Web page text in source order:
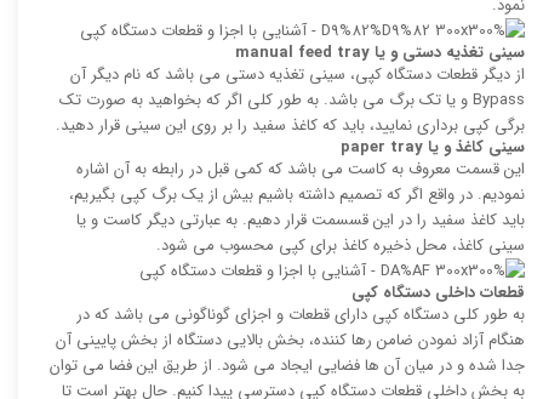
نمود.
سینی تغذیه دستی و یا manual feed tray
از دیگر قطعات دستگاه کپی، سینی تغذیه دستی می باشد که نام دیگر آن
Bypass و یا تک برگ می باشد. به طور کلی اگر که بخواهید به صورت تک
برگی کپی برداری نمایید، باید که کاغذ سفید را بر روی این سینی قرار دهید.
سینی کاغذ و یا paper tray
این قسمت معروف به کاست می باشد که کمی قبل در رابطه به آن اشاره
نمودیم. در واقع اگر که تصمیم داشته باشیم بیش از یک برگ کپی بگیریم،
باید کاغذ سفید را در این قسسمت قرار دهیم. به عبارتی دیگر کاست و یا
سینی کاغذ، محل ذخیره کاغذ برای کپی محسوب می شود.
قطعات داخلی دستگاه کپی
به طور کلی دستگاه کپی دارای قطعات و اجزای گوناگونی می باشد که در
هنگام آزاد نمودن ضامن رها کننده، بخش بالایی دستگاه از بخش پایینی آن
جدا شده و در میان آن ها فضایی ایجاد می شود. از طریق این فضا می توان
به بخش داخلی قطعات دستگاه کپی دسترسی پیدا کنیم. حال بهتر است تا